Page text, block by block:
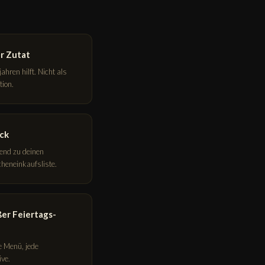
Zutat
hilft. Nicht als
zu deinen
Feiertags-
Menü, jede